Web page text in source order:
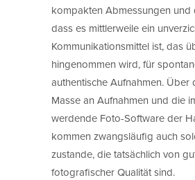
kompakten Abmessungen und
dass es mittlerweile ein
Kommunikationsmittel ist, das
hingenommen wird, für
authentische Aufnahmen. Über
Masse an Aufnahmen und die
werdende Foto-Software der
kommen zwangsläufig auch
zustande, die tatsächlich von
fotografischer Qualität sind.